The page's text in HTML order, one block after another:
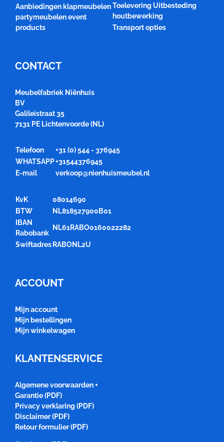
Aanbiedingen klapmeubelen
partymeubelen event
products
Toelevering Uitbesteding
houtbewerking
Transport opties
CONTACT
Meubelfabriek Niënhuis
BV
Galileistraat 35
7131 PE Lichtenvoorde (NL)
Telefoon
+31 (0) 544 - 376945
WHATSAPP+31544376945
E-mail
verkoop@nienhuismeubel.nl
KvK
08014690
BTW
NL818527900B01
IBAN
Rabobank
NL61RABO0160022282
Swiftadres RABONL2U
ACCOUNT
Mijn account
Mijn bestellingen
Mijn winkelwagen
KLANTENSERVICE
Algemene voorwaarden +
Garantie (PDF)
Privacy verklaring (PDF)
Disclaimer (PDF)
Retour formulier (PDF)